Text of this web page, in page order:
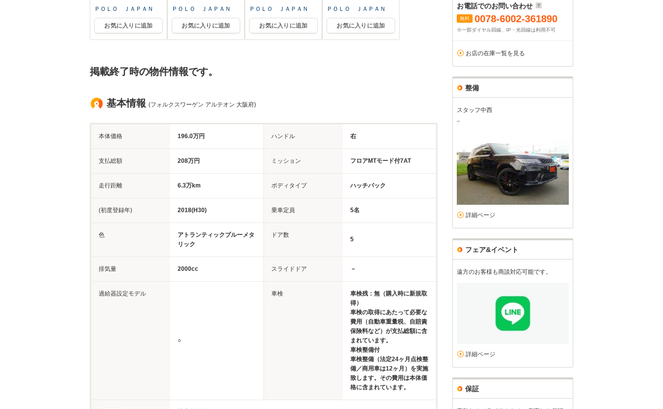
ＰＯＬＯ ＪＡＰＡＮ
お気に入りに追加
ＰＯＬＯ ＪＡＰＡＮ
お気に入りに追加
ＰＯＬＯ ＪＡＰＡＮ
お気に入りに追加
ＰＯＬＯ ＪＡＰＡＮ
お気に入りに追加
掲載終了時の物件情報です。
基本情報 (フォルクスワーゲン アルテオン 大阪府)
本体価格 196.0万円 ハンドル 右
支払総額 208万円 ミッション フロアMTモード付7AT
走行距離 6.3万km ボディタイプ ハッチバック
(初度登録年) 2018(H30) 乗車定員 5名
色
アトランティックブルーメタ
リック
ドア数
5
排気量 2000cc スライドドア －
過給器設定モデル
○
車検
車検残：無（購入時に新規取
得）
車検の取得にあたって必要な
費用（自動車重量税、自賠責
保険料など）が支払総額に含
まれています。
車検整備付
車検整備（法定24ヶ月点検整
備／商用車は12ヶ月）を実施
致します。その費用は本体価
格に含まれています。
お電話でのお問い合わせ
無料 0078-6002-361890
※一部ダイヤル回線、IP・光回線は利用不可
お店の在庫一覧を見る
整備
スタッフ中西
詳細ページ
フェア&イベント
遠方のお客様も商談対応可能です。
詳細ページ
保証